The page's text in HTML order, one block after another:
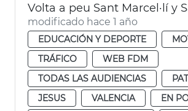
Volta a peu Sant Marcel·lí y
modificado hace 1 año
EDUCACIÓN Y DEPORTE
TRÁFICO
WEB FDM
TODAS LAS AUDIENCIAS
JESUS
VALENCIA
EN